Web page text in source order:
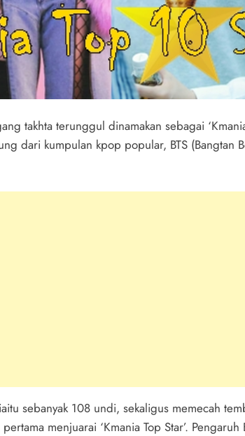
takhta terunggul dinamakan sebagai
dari kumpulan kpop popular, BTS (Bangtan
sebanyak 108 undi, sekaligus memecah
menjuarai ‘Kmania Top Star’.